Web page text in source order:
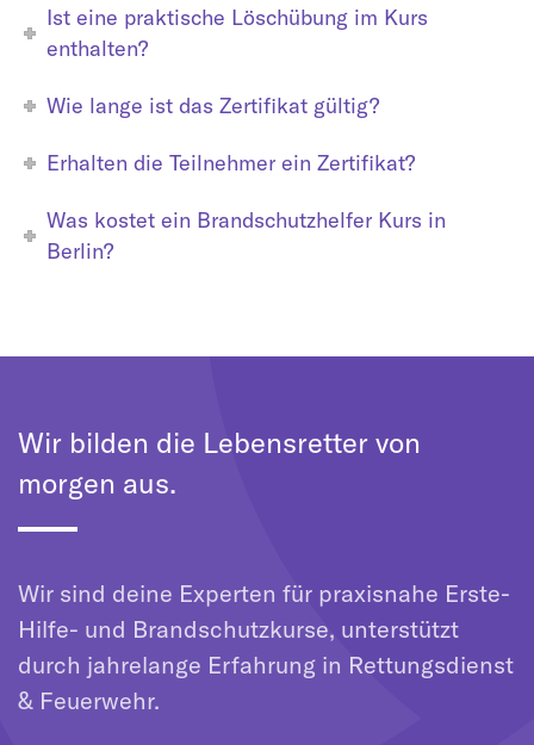
Ist eine praktische Löschübung im Kurs
enthalten?
Wie lange ist das Zertifikat gültig?
Erhalten die Teilnehmer ein Zertifikat?
Was kostet ein Brandschutzhelfer Kurs in
Berlin?
Wir bilden die Lebensretter von
morgen aus.
Wir sind deine Experten für praxisnahe Erste-
Hilfe- und Brandschutzkurse, unterstützt
durch jahrelange Erfahrung in Rettungsdienst
& Feuerwehr.